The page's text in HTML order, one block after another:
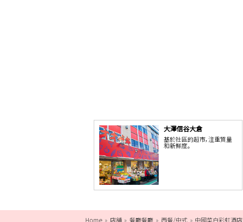
大澤信谷大倉
基於社區的超市，注重質量
和新鮮度。
Home 店舗 餐廳餐廳 西餐/中式 中國菜白彩虹酒店